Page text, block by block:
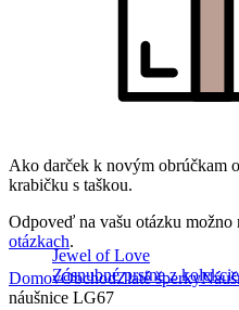
Jewel of Love
Zásnubné prstne z
Ako darček k novým obrúčkam
krabičku s taškou.
Odpoveď na vašu otázku možno
otázkach.
DomovObchodZlaté šperky
náušnice LG67